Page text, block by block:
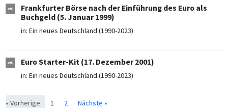
Frankfurter Börse nach der Einführung des Euro als
Buchgeld (5. Januar 1999)
in: Ein neues Deutschland (1990-2023)
Euro Starter-Kit (17. Dezember 2001)
in: Ein neues Deutschland (1990-2023)
« Vorherige 1 2 Nächste »